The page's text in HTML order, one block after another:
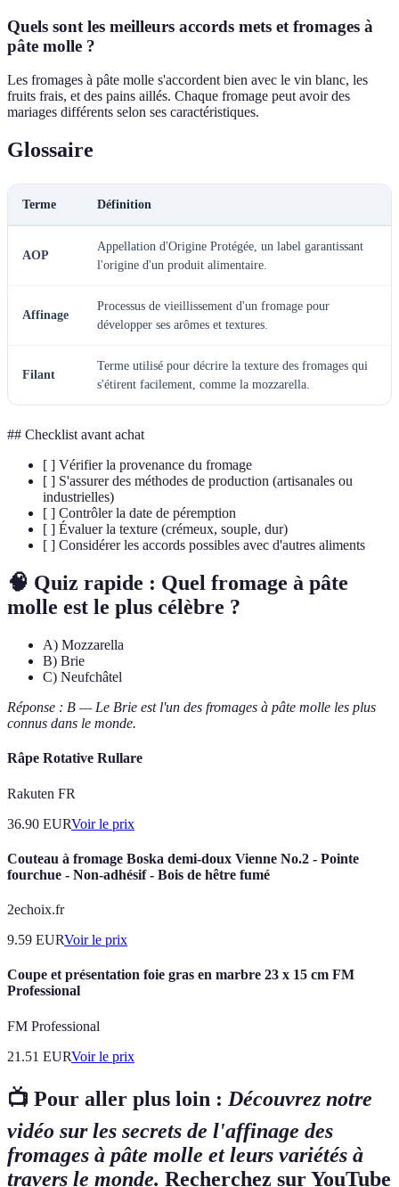
Quels sont les meilleurs accords mets et fromages à
pâte molle ?
Les fromages à pâte molle s'accordent bien avec le vin blanc, les
fruits frais, et des pains aillés. Chaque fromage peut avoir des
mariages différents selon ses caractéristiques.
Glossaire
Terme Définition
AOP
Appellation d'Origine Protégée, un label garantissant
l'origine d'un produit alimentaire.
Affinage
Processus de vieillissement d'un fromage pour
développer ses arômes et textures.
Filant
Terme utilisé pour décrire la texture des fromages qui
s'étirent facilement, comme la mozzarella.
## Checklist avant achat
[ ] Vérifier la provenance du fromage
[ ] S'assurer des méthodes de production (artisanales ou
industrielles)
[ ] Contrôler la date de péremption
[ ] Évaluer la texture (crémeux, souple, dur)
[ ] Considérer les accords possibles avec d'autres aliments
🧠 Quiz rapide : Quel fromage à pâte
molle est le plus célèbre ?
A) Mozzarella
B) Brie
C) Neufchâtel
Réponse : B — Le Brie est l'un des fromages à pâte molle les plus
connus dans le monde.
Râpe Rotative Rullare
Rakuten FR
36.90 EURVoir le prix
Couteau à fromage Boska demi-doux Vienne No.2 - Pointe
fourchue - Non-adhésif - Bois de hêtre fumé
2echoix.fr
9.59 EURVoir le prix
Coupe et présentation foie gras en marbre 23 x 15 cm FM
Professional
FM Professional
21.51 EURVoir le prix
📺 Pour aller plus loin : Découvrez notre
vidéo sur les secrets de l'affinage des
fromages à pâte molle et leurs variétés à
travers le monde. Recherchez sur YouTube